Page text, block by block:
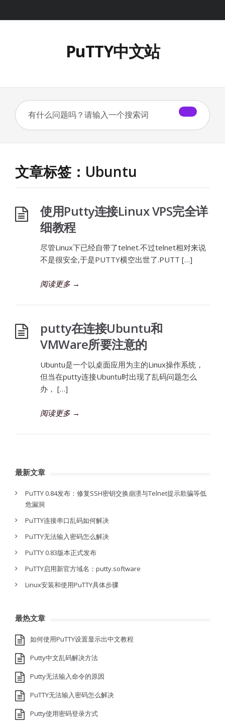
PuTTY中文站
文章标签：Ubuntu
使用Putty连接Linux VPS完全详
细教程
尽管Linux下已经自带了telnet.不过telnet相对来说
不是很安全,于是PUTTY横空出世了.PUTT […]
阅读更多 →
putty在连接Ubuntu和
VMWare所要注意的
Ubuntu是一个以桌面应用为主的Linux操作系统，
但当在putty连接Ubuntu时出现了乱码问题怎么
办， […]
阅读更多 →
最新文章
PuTTY 0.84发布：修复SSH密钥交换崩溃与Telnet提示欺骗等低
危漏洞
PuTTY连接串口乱码如何解决
PuTTY无法输入密码怎么解决
PuTTY 0.83版本正式发布
PuTTY启用新官方域名：putty.software
Linux安装和使用PuTTY具体步骤
最热文章
如何使用PuTTY设置显示出中文教程
Putty中文乱码解决方法
Putty无法输入命令的原因
PuTTY无法输入密码怎么解决
Putty使用密码登录方式